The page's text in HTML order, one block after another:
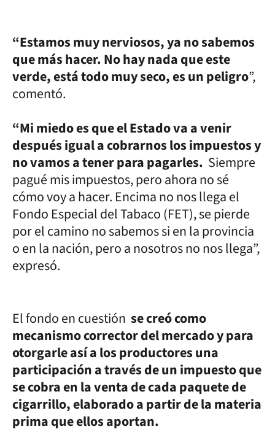
“Estamos muy nerviosos, ya no sabemos
que más hacer. No hay nada que este
verde, está todo muy seco, es un peligro”,
comentó.
“Mi miedo es que el Estado va a venir
después igual a cobrarnos los impuestos y
no vamos a tener para pagarles. Siempre
pagué mis impuestos, pero ahora no sé
cómo voy a hacer. Encima no nos llega el
Fondo Especial del Tabaco (FET), se pierde
por el camino no sabemos si en la provincia
o en la nación, pero a nosotros no nos llega”,
expresó.
El fondo en cuestión se creó como
mecanismo corrector del mercado y para
otorgarle así a los productores una
participación a través de un impuesto que
se cobra en la venta de cada paquete de
cigarrillo, elaborado a partir de la materia
prima que ellos aportan.